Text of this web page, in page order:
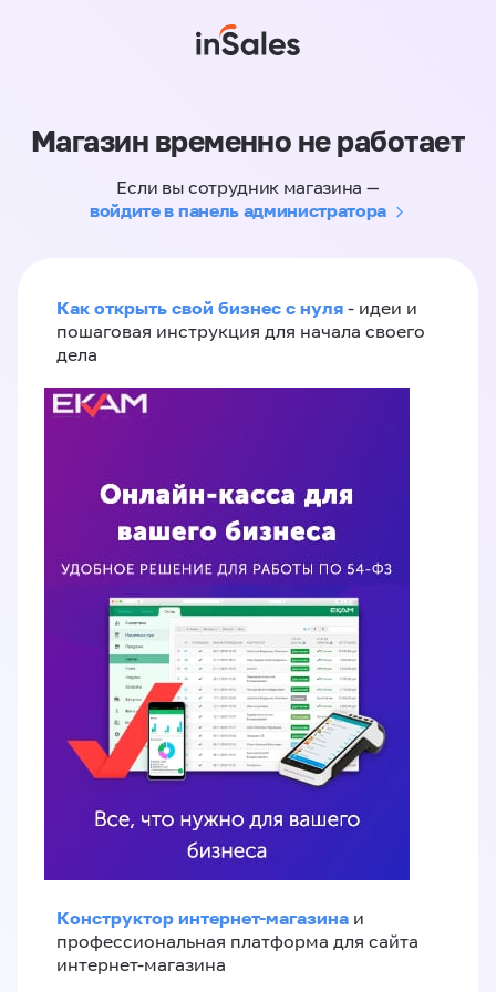
Магазин временно не работает
Если вы сотрудник магазина —
войдите в панель администратора
Как открыть свой бизнес с нуля - идеи и
пошаговая инструкция для начала своего
дела
Конструктор интернет-магазина и
профессиональная платформа для сайта
интернет-магазина